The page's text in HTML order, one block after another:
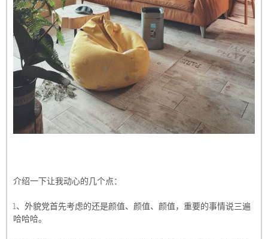
介绍一下让我动心的几个点：
1、外貌党首先考虑的还是颜值、颜值、颜值，重要的事情说三遍
哈哈哈。